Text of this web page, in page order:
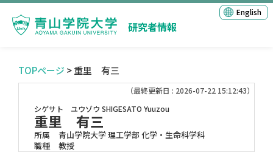
研究者情報
English
TOPページ > 重里 有三
（最終更新日 : 2026-07-22 15:12:43）
シゲサト ユウゾウ SHIGESATO Yuuzou
重里 有三
所属
青山学院大学 理工学部 化学・生命科学科
職種
教授